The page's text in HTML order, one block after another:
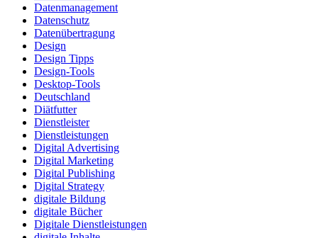
Datenmanagement
Datenschutz
Datenübertragung
Design
Design Tipps
Design-Tools
Desktop-Tools
Deutschland
Diätfutter
Dienstleister
Dienstleistungen
Digital Advertising
Digital Marketing
Digital Publishing
Digital Strategy
digitale Bildung
digitale Bücher
Digitale Dienstleistungen